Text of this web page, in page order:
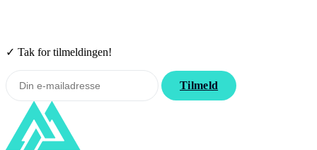
✓ Tak for tilmeldingen!
Tilmeld